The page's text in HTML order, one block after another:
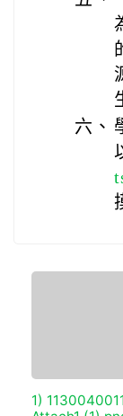
六、
1) 1130040011_